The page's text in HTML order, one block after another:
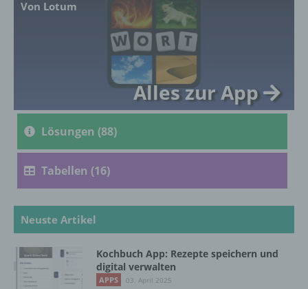
Von Lotum
Alles zur App
Lösungen (88)
Tabellen (16)
Neuste Artikel
Kochbuch App: Rezepte speichern und
digital verwalten
APPS 03. April 2025
genetischen, psychischen, wirtschaftlichen,
kulturellen oder sozialen Identität dieser
natürlichen Person sind, identifiziert werden
b) betroffene Person
Betroffene Person ist jede identifizierte oder
identifizierbare natürliche Person, deren
Verarbeitung Verantwortlichen verarbeitet
werden.
c) Verarbeitung
Verarbeitung ist jeder mit oder ohne Hilfe
automatisierter Verfahren ausgeführte